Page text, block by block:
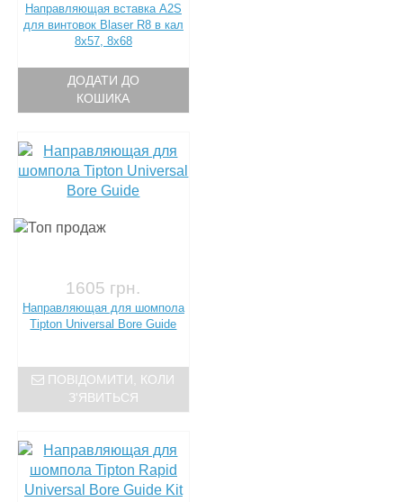
Направляющая вставка A2S
для винтовок Blaser R8 в кал
8х57, 8х68
ДОДАТИ ДО
КОШИКА
1605 грн.
Направляющая для шомпола
Tipton Universal Bore Guide
ПОВІДОМИТИ, КОЛИ
З'ЯВИТЬСЯ